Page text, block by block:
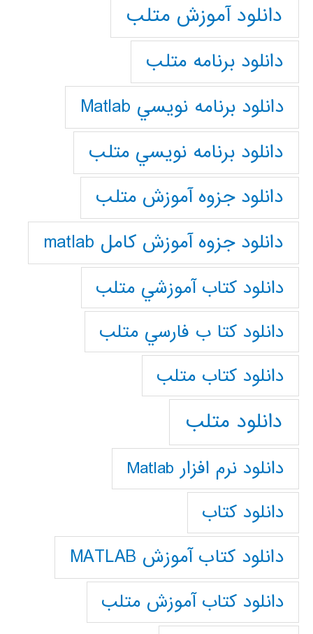
دانلود آموزش متلب
دانلود برنامه متلب
دانلود برنامه نويسي Matlab
دانلود برنامه نويسي متلب
دانلود جزوه آموزش متلب
دانلود جزوه آموزش کامل matlab
دانلود كتاب آموزشي متلب
دانلود كتا ب فارسي متلب
دانلود كتاب متلب
دانلود متلب
دانلود نرم افزار Matlab
دانلود کتاب
دانلود کتاب آموزش MATLAB
دانلود کتاب آموزش متلب